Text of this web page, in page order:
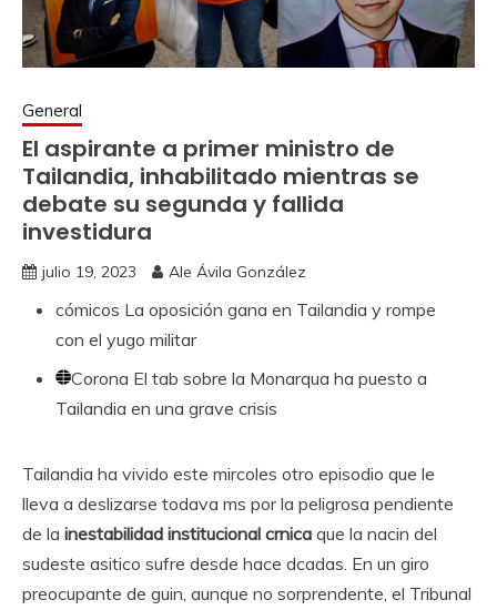
General
El aspirante a primer ministro de
Tailandia, inhabilitado mientras se
debate su segunda y fallida
investidura
julio 19, 2023 Ale Ávila González
cómicos La oposición gana en Tailandia y rompe
con el yugo militar
Corona El tab sobre la Monarqua ha puesto a
Tailandia en una grave crisis
Tailandia ha vivido este mircoles otro episodio que le
lleva a deslizarse todava ms por la peligrosa pendiente
de la inestabilidad institucional crnica que la nacin del
sudeste asitico sufre desde hace dcadas. En un giro
preocupante de guin, aunque no sorprendente, el Tribunal